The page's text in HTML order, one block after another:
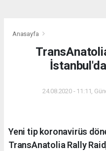
Anasayfa
24.08.2020 - 11:11,
Yeni tip koronavirüs
TransAnatolia Rally